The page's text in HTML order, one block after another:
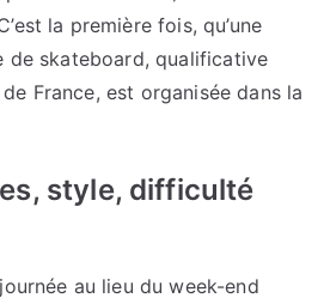
la première fois, qu’une
skateboard, qualificative
France, est organisée dans la
style, difficulté
au lieu du week-end